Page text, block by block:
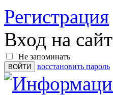
Регистрация
Вход на сайт
Не запоминать
восстановить пароль